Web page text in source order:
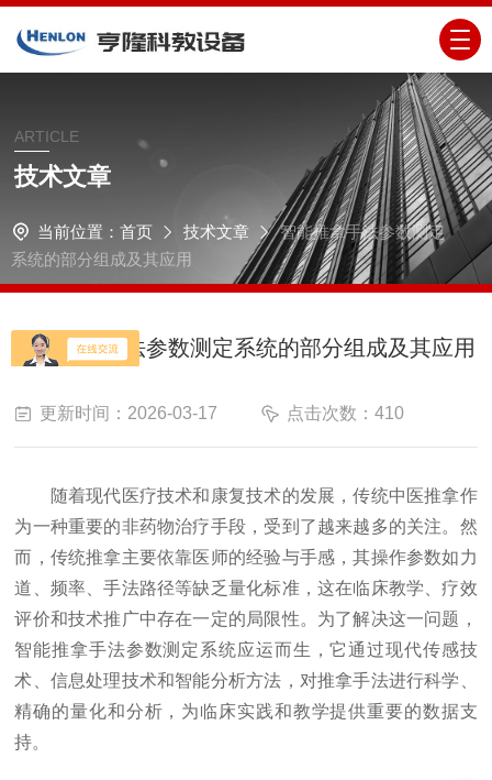
ARTICLE
技术文章
当前位置： 首页 技术文章
智能推拿手法参数测定
系统的部分组成及其应用
智能推拿手法参数测定系统的部分组成及其应用
更新时间：2026-03-17 点击次数：410
随着现代医疗技术和康复技术的发展，传统中医推拿作
为一种重要的非药物治疗手段，受到了越来越多的关注。然
而，传统推拿主要依靠医师的经验与手感，其操作参数如力
道、频率、手法路径等缺乏量化标准，这在临床教学、疗效
评价和技术推广中存在一定的局限性。为了解决这一问题，
智能推拿手法参数测定系统应运而生，它通过现代传感技
术、信息处理技术和智能分析方法，对推拿手法进行科学、
精确的量化和分析，为临床实践和教学提供重要的数据支
持。